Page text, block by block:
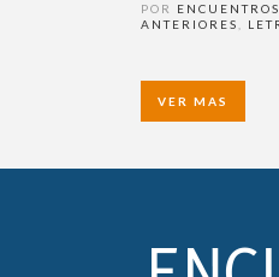
POR
ANTERIORES
VER MAS